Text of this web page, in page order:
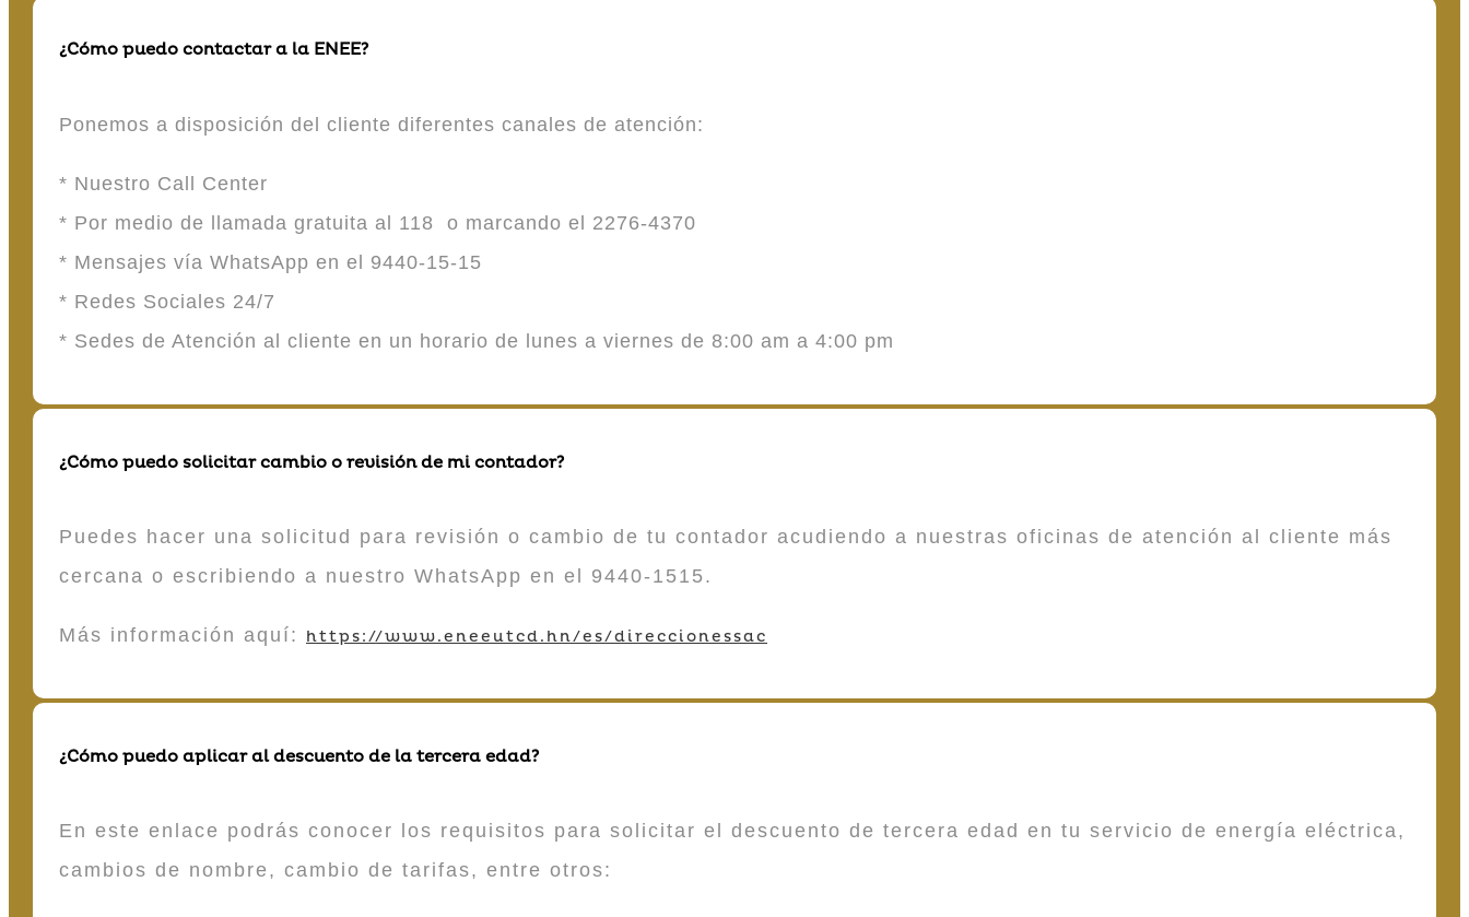
¿Cómo puedo contactar a la ENEE?
Ponemos a disposición del cliente diferentes canales de atención:
* Nuestro Call Center
* Por medio de llamada gratuita al 118 o marcando el 2276-4370
* Mensajes vía WhatsApp en el 9440-15-15
* Redes Sociales 24/7
* Sedes de Atención al cliente en un horario de lunes a viernes de 8:00 am a 4:00 pm
¿Cómo puedo solicitar cambio o revisión de mi contador?
Puedes hacer una solicitud para revisión o cambio de tu contador acudiendo a nuestras oficinas de atención al cliente más
cercana o escribiendo a nuestro WhatsApp en el 9440-1515.
Más información aquí: https://www.eneeutcd.hn/es/direccionessac
¿Cómo puedo aplicar al descuento de la tercera edad?
En este enlace podrás conocer los requisitos para solicitar el descuento de tercera edad en tu servicio de energía eléctrica,
cambios de nombre, cambio de tarifas, entre otros: